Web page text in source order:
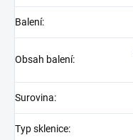
Balení:
Obsah balení:
Surovina:
Typ sklenice: